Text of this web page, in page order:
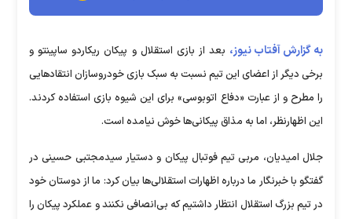
به گزارش آفتاب نیوز، بعد از بازی استقلال و پیکان ریکاردو ساپینتو و
برخی دیگر از اعضای این تیم نسبت به سبک بازی خودروسازان انتقاد‌هایی
را مطرح و از عبارت «دفاع اتوبوسی» برای این شیوه بازی استفاده کردند.
این اظهارنظر، اما به مذاق پیکانی‌ها خوش نیامده است.
جلال امیدیان، مربی تیم فوتبال پیکان و دستیار سیدمجتبی حسینی در
گفتگو با خبرنگار ما درباره اظهارات استقلالی‌ها بیان کرد: ما از دوستان خود
در تیم بزرگ استقلال انتظار داشتیم که بی‌انصافی نکنند و عملکرد پیکان را